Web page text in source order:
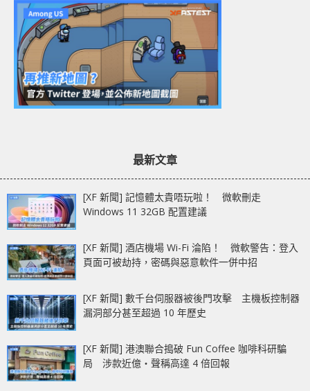
最新文章
[XF 新聞] 記憶體太貴唔玩啦！ 微軟刪走
Windows 11 32GB 配置建議
[XF 新聞] 酒店機場 Wi-Fi 淪陷！ 微軟警告：登入
頁面可被劫持，密碼與惡意軟件一併中招
[XF 新聞] 數千台伺服器被後門攻擊 主機板控制器
漏洞部分甚至超過 10 年歷史
[XF 新聞] 港澳聯合搗破 Fun Coffee 咖啡科研騙
局 涉款近億‧聲稱高達 4 倍回報